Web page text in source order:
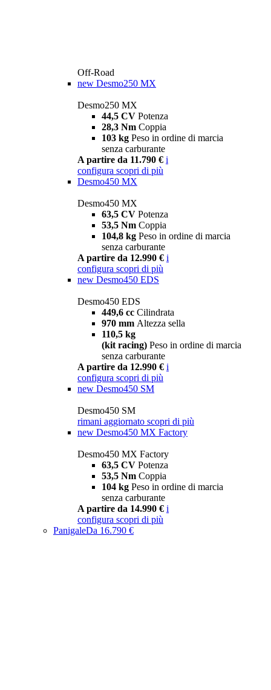
Off-Road
new Desmo250 MX
Desmo250 MX
44,5 CV Potenza
28,3 Nm Coppia
103 kg Peso in ordine di marcia
senza carburante
A partire da 11.790 € i
configura scopri di più
Desmo450 MX
Desmo450 MX
63,5 CV Potenza
53,5 Nm Coppia
104,8 kg Peso in ordine di marcia
senza carburante
A partire da 12.990 € i
configura scopri di più
new Desmo450 EDS
Desmo450 EDS
449,6 cc Cilindrata
970 mm Altezza sella
110,5 kg
(kit racing) Peso in ordine di marcia
senza carburante
A partire da 12.990 € i
configura scopri di più
new Desmo450 SM
Desmo450 SM
rimani aggiornato scopri di più
new Desmo450 MX Factory
Desmo450 MX Factory
63,5 CV Potenza
53,5 Nm Coppia
104 kg Peso in ordine di marcia
senza carburante
A partire da 14.990 € i
configura scopri di più
PanigaleDa 16.790 €